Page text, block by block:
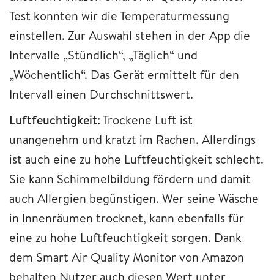
Test konnten wir die Temperaturmessung
einstellen. Zur Auswahl stehen in der App die
Intervalle „Stündlich“, „Täglich“ und
„Wöchentlich“. Das Gerät ermittelt für den
Intervall einen Durchschnittswert.
Luftfeuchtigkeit: Trockene Luft ist
unangenehm und kratzt im Rachen. Allerdings
ist auch eine zu hohe Luftfeuchtigkeit schlecht.
Sie kann Schimmelbildung fördern und damit
auch Allergien begünstigen. Wer seine Wäsche
in Innenräumen trocknet, kann ebenfalls für
eine zu hohe Luftfeuchtigkeit sorgen. Dank
dem Smart Air Quality Monitor von Amazon